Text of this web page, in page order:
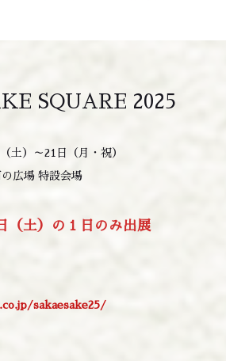
SQUARE 2025
土）～21日（月・祝）
広場 特設会場
（土）の１日のみ出展
sakaesake25/